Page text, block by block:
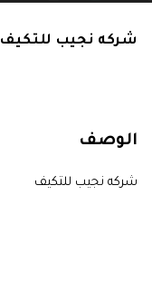
شركه نجيب للتكيف
الوصف
شركه نجيب للتكيف